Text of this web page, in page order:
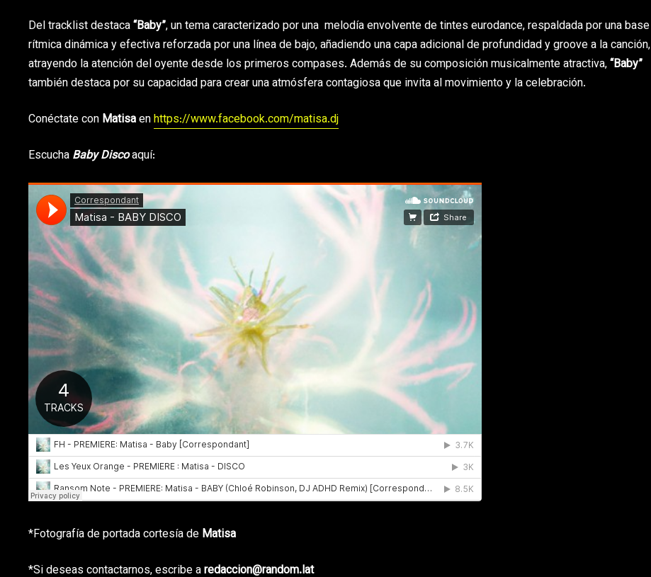
Del tracklist destaca“Baby”, un tema caracterizado por una melodía envolvente de tintes eurodance, respaldada por una base
rítmica dinámica y efectiva reforzada por una línea de bajo, añadiendo una capa adicional de profundidad y groove a la canción,
atrayendo la atención del oyente desde los primeros compases. Además de su composición musicalmente atractiva,“Baby”
también destaca por su capacidad para crear una atmósfera contagiosa que invita al movimiento y la celebración.
Conéctate con Matisaenhttps://www.facebook.com/matisa.dj
Escucha Baby Discoaquí:
*Fotografía de portada cortesía de Matisa
*Si deseas contactarnos, escribe aredaccion@random.lat